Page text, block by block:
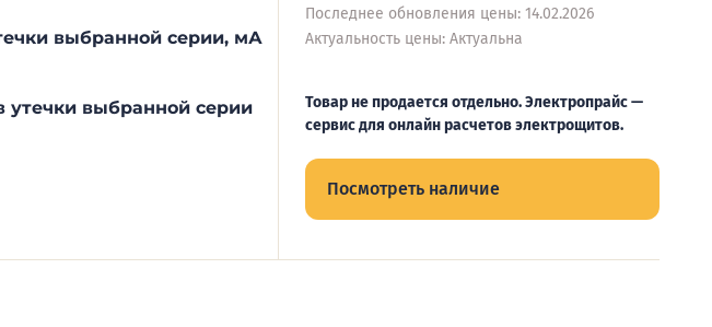
выбранной серии, мА
утечки выбранной серии
Последнее обновления цены: 14.02.2026
Актуальность цены: Актуальна
Товар не продается отдельно. Электропрайс —
сервис для онлайн расчетов электрощитов.
Посмотреть наличие